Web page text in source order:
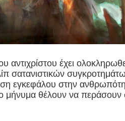
αντιχρίστου έχει
σατανιστικών
εγκεφάλου στην
μήνυμα θέλουν να